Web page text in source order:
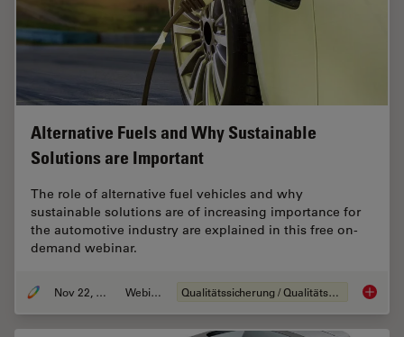
Alternative Fuels and Why Sustainable
Solutions are Important
The role of alternative fuel vehicles and why
sustainable solutions are of increasing importance for
the automotive industry are explained in this free on-
demand webinar.
Nov 22, 2022 Webinar Qualitätssicherung / Qualitätskontrolle